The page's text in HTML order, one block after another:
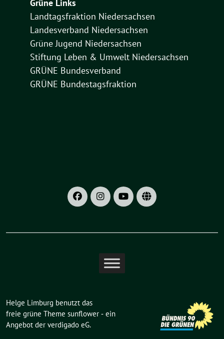
Grüne Links
Landtagsfraktion Niedersachsen
Landesverband Niedersachsen
Grüne Jugend Niedersachsen
Stiftung Leben & Umwelt Niedersachsen
GRÜNE Bundesverband
GRÜNE Bundestagsfraktion
Helge Limburg benutzt das
freie grüne Theme sunflower ‐ ein
Angebot der verdigado eG.